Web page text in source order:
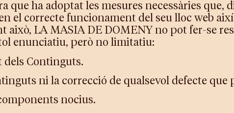
que ha adoptat les mesures necessàries que,
el correcte funcionament del seu lloc web
això, LA MASIA DE DOMENY no pot fer-se
enunciatiu, però no limitatiu:
Continguts.
ni la correcció de qualsevol defecte que
nocius.